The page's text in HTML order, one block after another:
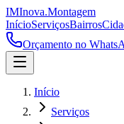
IMInova.Montagem
InícioServiçosBairros
Orçamento no
Início
Serviços